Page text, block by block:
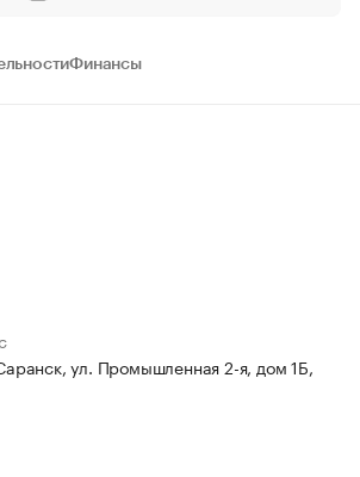
Финансы
ул. Промышленная 2-я, дом 1Б,